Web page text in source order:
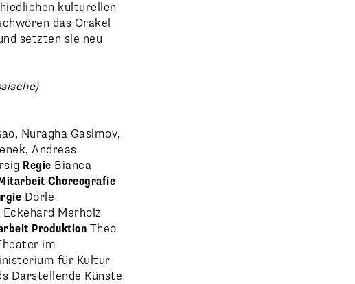
kulturellen
das Orakel
setzten sie neu
Nuragha Gasimov,
Andreas
Regie Bianca
Choreografie
Dorle
Eckehard Merholz
Produktion Theo
im
für Kultur
Darstellende Künste